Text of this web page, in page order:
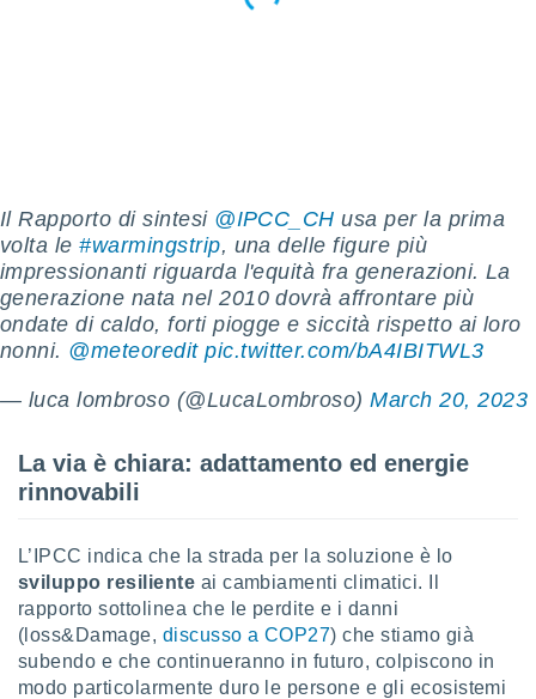
dati
sulla
al quale
Per
tuo
dei
facendo
" o
sito
Il Rapporto di sintesi @IPCC_CH usa per la prima
volta le#warmingstrip, una delle figure più
impressionanti riguarda l'equità fra generazioni. La
generazione nata nel 2010 dovrà affrontare più
ondate di caldo, forti piogge e siccità rispetto ai loro
nonni. @meteoredit pic.twitter.com/bA4IBITWL3
— luca lombroso (@LucaLombroso)March 20, 2023
La via è chiara: adattamento ed energie
rinnovabili
L’IPCC indica che la strada per la soluzione è lo
sviluppo resiliente ai cambiamenti climatici. Il
rapporto sottolinea che le perdite e i danni
(loss&Damage, discusso a COP27) che stiamo già
subendo e che continueranno in futuro, colpiscono in
modo particolarmente duro le persone e gli ecosistemi